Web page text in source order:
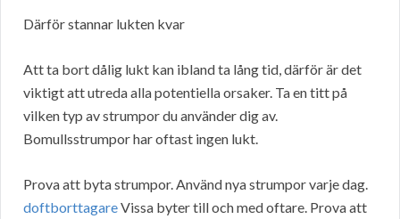
Därför stannar lukten kvar
Att ta bort dålig lukt kan ibland ta lång tid, därför är det
viktigt att utreda alla potentiella orsaker. Ta en titt på
vilken typ av strumpor du använder dig av.
Bomullsstrumpor har oftast ingen lukt.
Prova att byta strumpor. Använd nya strumpor varje dag.
doftborttagareVissa byter till och med oftare. Prova att